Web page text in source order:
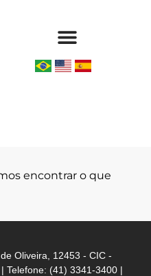
encontrar o que
Oliveira, 12453 - CIC -
Telefone: (41) 3341-3400 |